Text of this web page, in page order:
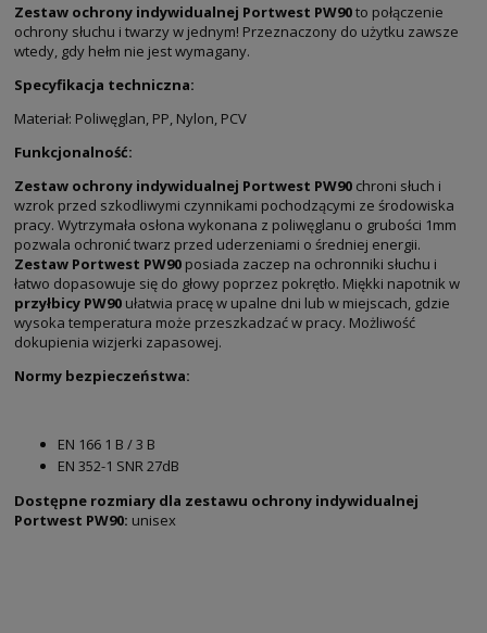
Zestaw ochrony indywidualnej Portwest PW90to połączenie
ochrony słuchu i twarzy w jednym! Przeznaczony do użytku zawsze
wtedy, gdy hełm nie jest wymagany.
Specyfikacja techniczna:
Materiał: Poliwęglan, PP, Nylon, PCV
Funkcjonalność:
Zestaw ochrony indywidualnej Portwest PW90 chroni słuch i
wzrok przed szkodliwymi czynnikami pochodzącymi ze środowiska
pracy. Wytrzymała osłona wykonana z poliwęglanu o grubości 1mm
pozwala ochronić twarz przed uderzeniami o średniej energii.
Zestaw Portwest PW90 posiada zaczep na ochronniki słuchu i
łatwo dopasowuje się do głowy poprzez pokrętło. Miękki napotnik w
przyłbicy PW90 ułatwia pracę w upalne dni lub w miejscach, gdzie
wysoka temperatura może przeszkadzać w pracy. Możliwość
dokupienia wizjerki zapasowej.
Normy bezpieczeństwa:
EN 166 1 B / 3 B
EN 352-1 SNR 27dB
Dostępne rozmiary dla zestawu ochrony indywidualnej
Portwest PW90: unisex